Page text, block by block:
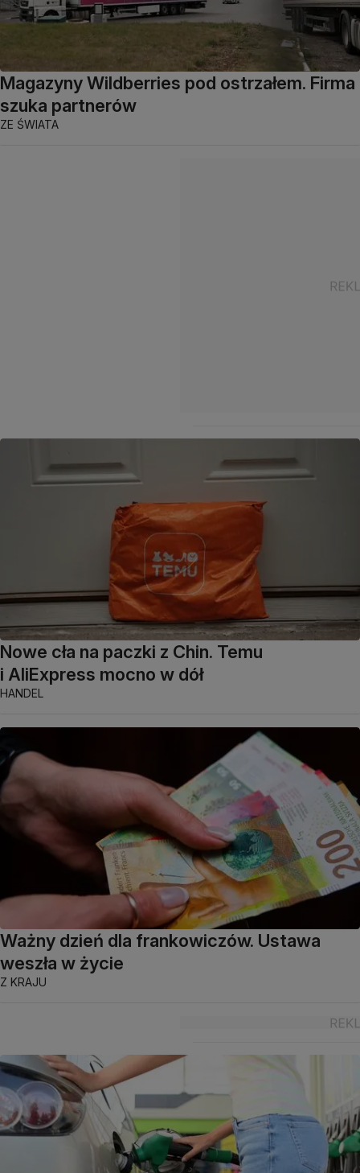
Magazyny Wildberries pod ostrzałem. Firma
szuka partnerów
ZE ŚWIATA
Nowe cła na paczki z Chin. Temu
i AliExpress mocno w dół
HANDEL
Ważny dzień dla frankowiczów. Ustawa
weszła w życie
Z KRAJU